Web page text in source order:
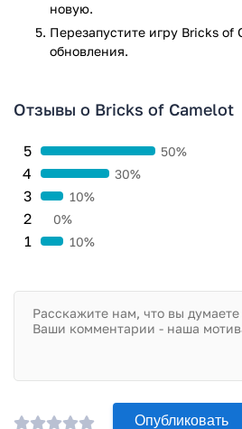
новую.
Перезапустите игру Bricks of
обновления.
Отзывы о Bricks of Camelot
1 10%
2 0%
3 10%
4 30%
5 50%
Опубликовать